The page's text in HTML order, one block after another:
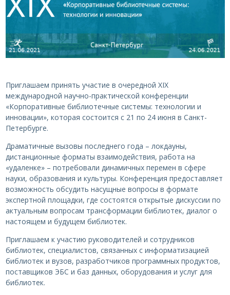
Приглашаем принять участие в очередной XIX
международной научно-практической конференции
«Корпоративные библиотечные системы: технологии и
инновации», которая состоится с 21 по 24 июня в Санкт-
Петербурге.
Драматичные вызовы последнего года – локдауны,
дистанционные форматы взаимодействия, работа на
«удаленке» – потребовали динамичных перемен в сфере
науки, образования и культуры. Конференция предоставляет
возможность обсудить насущные вопросы в формате
экспертной площадки, где состоятся открытые дискуссии по
актуальным вопросам трансформации библиотек, диалог о
настоящем и будущем библиотек.
Приглашаем к участию руководителей и сотрудников
библиотек, специалистов, связанных с информатизацией
библиотек и вузов, разработчиков программных продуктов,
поставщиков ЭБС и баз данных, оборудования и услуг для
библиотек.